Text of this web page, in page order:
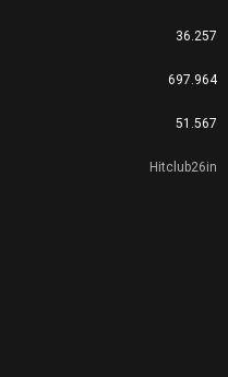
36.257
697.964
51.567
Hitclub26in